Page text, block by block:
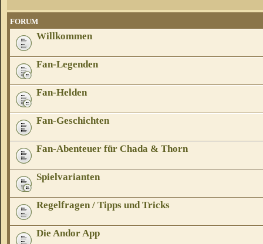
FORUM
Willkommen
Fan-Legenden
Fan-Helden
Fan-Geschichten
Fan-Abenteuer für Chada & Thorn
Spielvarianten
Regelfragen / Tipps und Tricks
Die Andor App